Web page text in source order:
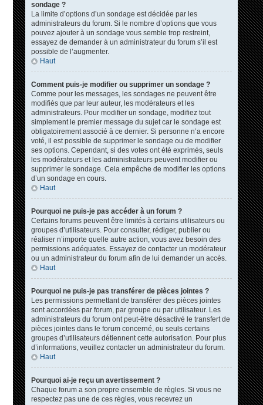
sondage ?
La limite d’options d’un sondage est décidée par les
administrateurs du forum. Si le nombre d’options que vous
pouvez ajouter à un sondage vous semble trop restreint,
essayez de demander à un administrateur du forum s’il est
possible de l’augmenter.
Haut
Comment puis-je modifier ou supprimer un sondage ?
Comme pour les messages, les sondages ne peuvent être
modifiés que par leur auteur, les modérateurs et les
administrateurs. Pour modifier un sondage, modifiez tout
simplement le premier message du sujet car le sondage est
obligatoirement associé à ce dernier. Si personne n’a encore
voté, il est possible de supprimer le sondage ou de modifier
ses options. Cependant, si des votes ont été exprimés, seuls
les modérateurs et les administrateurs peuvent modifier ou
supprimer le sondage. Cela empêche de modifier les options
d’un sondage en cours.
Haut
Pourquoi ne puis-je pas accéder à un forum ?
Certains forums peuvent être limités à certains utilisateurs ou
groupes d’utilisateurs. Pour consulter, rédiger, publier ou
réaliser n’importe quelle autre action, vous avez besoin des
permissions adéquates. Essayez de contacter un modérateur
ou un administrateur du forum afin de lui demander un accès.
Haut
Pourquoi ne puis-je pas transférer de pièces jointes ?
Les permissions permettant de transférer des pièces jointes
sont accordées par forum, par groupe ou par utilisateur. Les
administrateurs du forum ont peut-être désactivé le transfert de
pièces jointes dans le forum concerné, ou seuls certains
groupes d’utilisateurs détiennent cette autorisation. Pour plus
d’informations, veuillez contacter un administrateur du forum.
Haut
Pourquoi ai-je reçu un avertissement ?
Chaque forum a son propre ensemble de règles. Si vous ne
respectez pas une de ces règles, vous recevrez un